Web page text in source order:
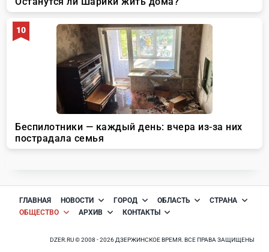
ГЛАВНАЯ НОВОСТИ ГОРОД ОБЛАСТЬ
СТРАНА
ОБЩЕСТВО
АРХИВ КОНТАКТЫ
DZER.RU © 2008 - 2026 ДЗЕРЖИНСКОЕ ВРЕМЯ. ВСЕ ПРАВА ЗАЩИЩЕНЫ